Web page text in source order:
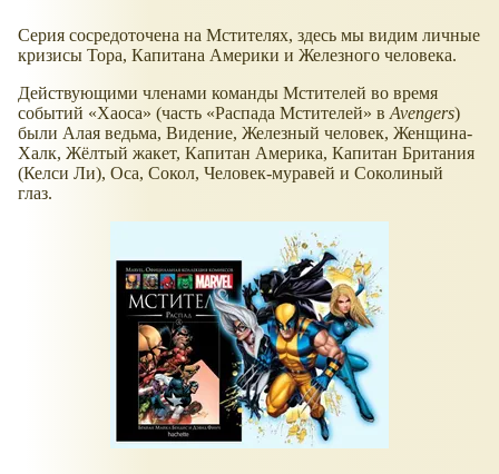
Серия сосредоточена на Мстителях, здесь мы видим личные
кризисы Тора, Капитана Америки и Железного человека.
Действующими членами команды Мстителей во время
событий
Хаоса (часть Распада Мстителей в Avengers)
были Алая ведьма, Видение, Железный человек, Женщина-
Халк, Жёлтый жакет, Капитан Америка, Капитан Британия
(Келси Ли), Оса, Сокол, Человек-муравей и Соколиный
глаз.